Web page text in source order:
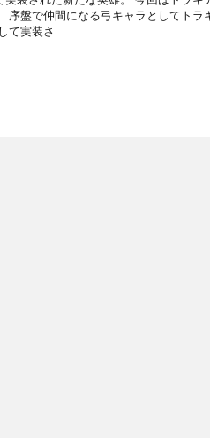
序盤で仲間になる弓キャラとしてトラ
て実装さ …